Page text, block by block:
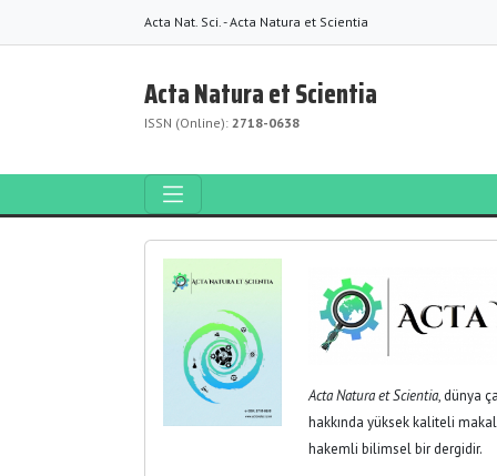
Acta Nat. Sci. - Acta Natura et Scientia
Acta Natura et Scientia
ISSN (Online): 2718-0638
Acta Natura et Scientia, dünya
hakkında yüksek kaliteli
hakemli bilimsel bir dergidir.